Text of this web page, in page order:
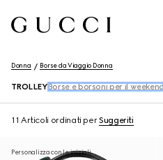
Donna Borse da Viaggio Donna
TROLLEYBorse e borsoni per il weekend
11 Articoli ordinati perSuggeriti
Personalizza con le iniziali